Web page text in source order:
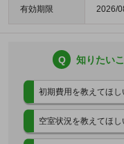
有効期限 2026/
Q 知りたい
初期費用を教えてほし
空室状況を教えてほし